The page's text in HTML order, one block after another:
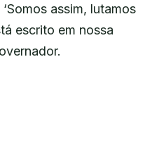
assim, lutamos
escrito em nossa